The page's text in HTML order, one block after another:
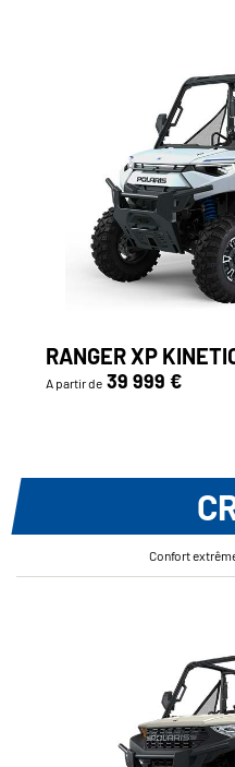
RANGER XP
A partir de 39 999 €
Confort